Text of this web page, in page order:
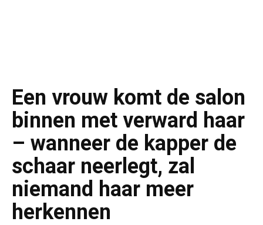
Een vrouw komt de salon
binnen met verward haar
– wanneer de kapper de
schaar neerlegt, zal
niemand haar meer
herkennen